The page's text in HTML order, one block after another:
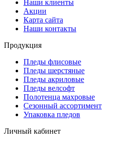
Наши клиенты
Акции
Карта сайта
Наши контакты
Продукция
Пледы флисовые
Пледы шерстяные
Пледы акриловые
Пледы велсофт
Полотенца махровые
Сезонный ассортимент
Упаковка пледов
Личный кабинет